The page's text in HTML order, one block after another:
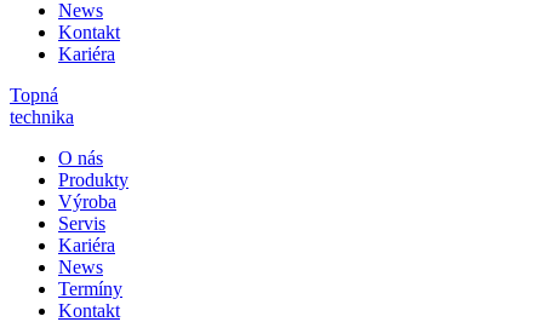
News
Kontakt
Kariéra
Topná
technika
O nás
Produkty
Výroba
Servis
Kariéra
News
Termíny
Kontakt